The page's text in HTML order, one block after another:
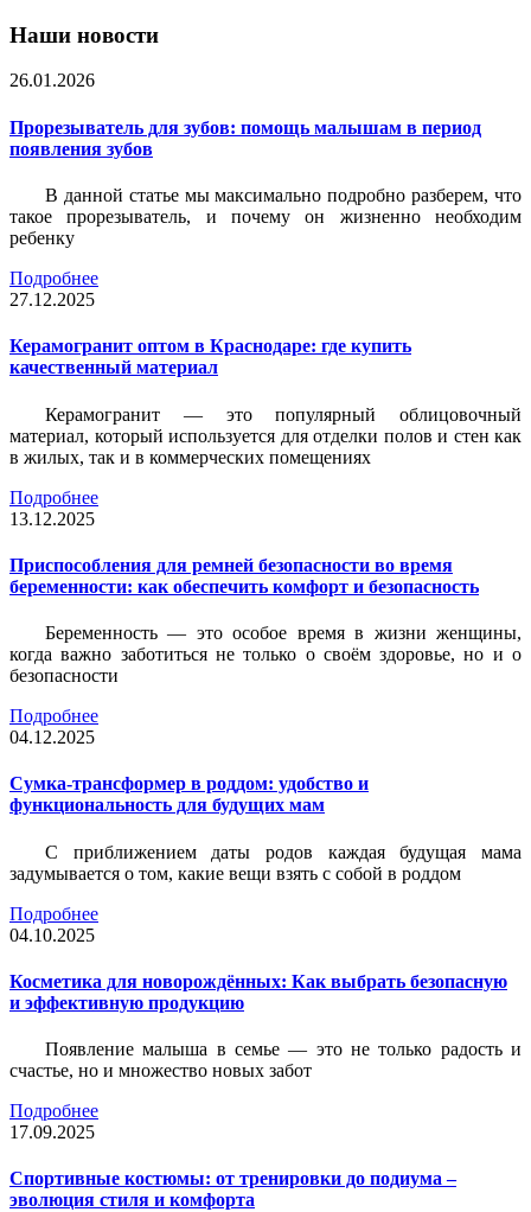
Наши новости
26.01.2026
Прорезыватель для зубов: помощь малышам в период
появления зубов
В данной статье мы максимально подробно разберем, что
такое прорезыватель, и почему он жизненно необходим
ребенку
Подробнее
27.12.2025
Керамогранит оптом в Краснодаре: где купить
качественный материал
Керамогранит — это популярный облицовочный
материал, который используется для отделки полов и стен как
в жилых, так и в коммерческих помещениях
Подробнее
13.12.2025
Приспособления для ремней безопасности во время
беременности: как обеспечить комфорт и безопасность
Беременность — это особое время в жизни женщины,
когда важно заботиться не только о своём здоровье, но и о
безопасности
Подробнее
04.12.2025
Сумка-трансформер в роддом: удобство и
функциональность для будущих мам
С приближением даты родов каждая будущая мама
задумывается о том, какие вещи взять с собой в роддом
Подробнее
04.10.2025
Косметика для новорождённых: Как выбрать безопасную
и эффективную продукцию
Появление малыша в семье — это не только радость и
счастье, но и множество новых забот
Подробнее
17.09.2025
Спортивные костюмы: от тренировки до подиума –
эволюция стиля и комфорта